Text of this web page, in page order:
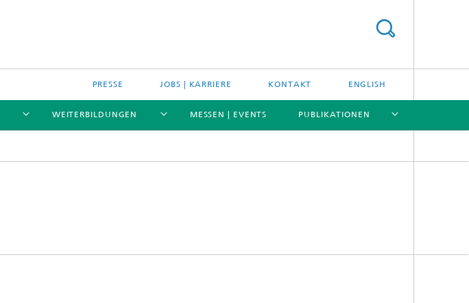
PRESSE JOBS | KARRIERE KONTAKT ENGLISH
WEITERBILDUNGEN MESSEN | EVENTS PUBLIKATIONEN